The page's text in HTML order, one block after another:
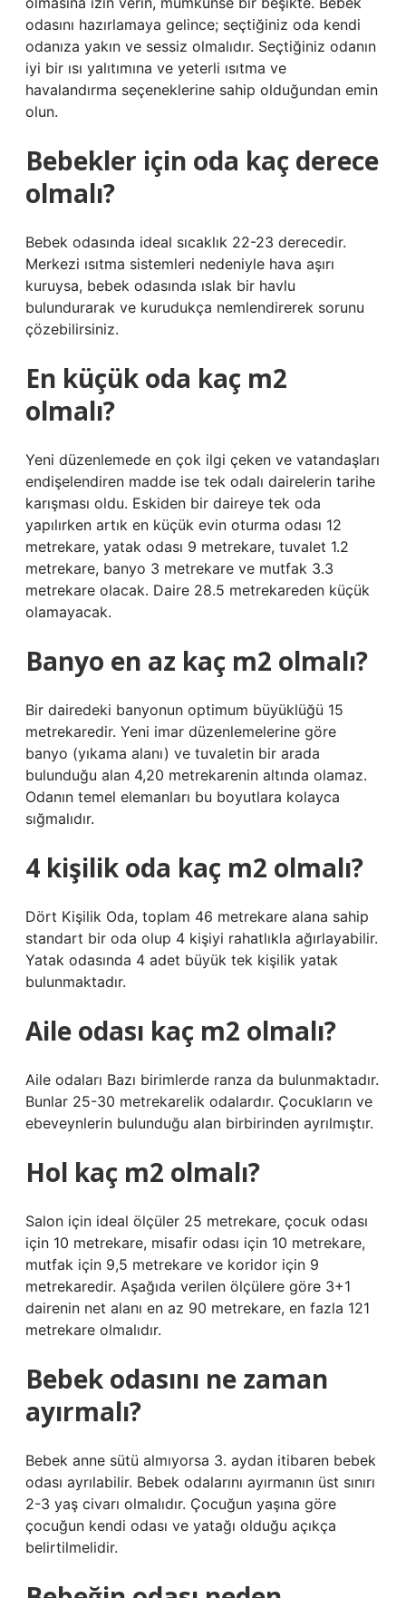
odasını hazırlamaya gelince; seçtiğiniz oda kendi
odanıza yakın ve sessiz olmalıdır. Seçtiğiniz odanın
iyi bir ısı yalıtımına ve yeterli ısıtma ve
havalandırma seçeneklerine sahip olduğundan emin
olun.
Bebekler için oda kaç derece
olmalı?
Bebek odasında ideal sıcaklık 22-23 derecedir.
Merkezi ısıtma sistemleri nedeniyle hava aşırı
kuruysa, bebek odasında ıslak bir havlu
bulundurarak ve kurudukça nemlendirerek sorunu
çözebilirsiniz.
En küçük oda kaç m2
olmalı?
Yeni düzenlemede en çok ilgi çeken ve vatandaşları
endişelendiren madde ise tek odalı dairelerin tarihe
karışması oldu. Eskiden bir daireye tek oda
yapılırken artık en küçük evin oturma odası 12
metrekare, yatak odası 9 metrekare, tuvalet 1.2
metrekare, banyo 3 metrekare ve mutfak 3.3
metrekare olacak. Daire 28.5 metrekareden küçük
olamayacak.
Banyo en az kaç m2 olmalı?
Bir dairedeki banyonun optimum büyüklüğü 15
metrekaredir. Yeni imar düzenlemelerine göre
banyo (yıkama alanı) ve tuvaletin bir arada
bulunduğu alan 4,20 metrekarenin altında olamaz.
Odanın temel elemanları bu boyutlara kolayca
sığmalıdır.
4 kişilik oda kaç m2 olmalı?
Dört Kişilik Oda, toplam 46 metrekare alana sahip
standart bir oda olup 4 kişiyi rahatlıkla ağırlayabilir.
Yatak odasında 4 adet büyük tek kişilik yatak
bulunmaktadır.
Aile odası kaç m2 olmalı?
Aile odaları Bazı birimlerde ranza da bulunmaktadır.
Bunlar 25-30 metrekarelik odalardır. Çocukların ve
ebeveynlerin bulunduğu alan birbirinden ayrılmıştır.
Hol kaç m2 olmalı?
Salon için ideal ölçüler 25 metrekare, çocuk odası
için 10 metrekare, misafir odası için 10 metrekare,
mutfak için 9,5 metrekare ve koridor için 9
metrekaredir. Aşağıda verilen ölçülere göre 3+1
dairenin net alanı en az 90 metrekare, en fazla 121
metrekare olmalıdır.
Bebek odasını ne zaman
ayırmalı?
Bebek anne sütü almıyorsa 3. aydan itibaren bebek
odası ayrılabilir. Bebek odalarını ayırmanın üst sınırı
2-3 yaş civarı olmalıdır. Çocuğun yaşına göre
çocuğun kendi odası ve yatağı olduğu açıkça
belirtilmelidir.